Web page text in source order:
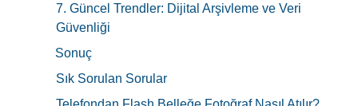
7. Güncel Trendler: Dijital Arşivleme ve Veri
Güvenliği
Sonuç
Sık Sorulan Sorular